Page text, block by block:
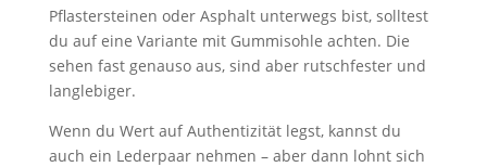
Pflastersteinen oder Asphalt unterwegs bist, solltest
du auf eine Variante mit Gummisohle achten. Die
sehen fast genauso aus, sind aber rutschfester und
langlebiger.
Wenn du Wert auf Authentizität legst, kannst du
auch ein Lederpaar nehmen – aber dann lohnt sich